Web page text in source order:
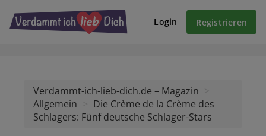
Login Registrieren
Verdammt-ich-lieb-dich.de – Magazin
Allgemein
Die Crème de la Crème des
Schlagers: Fünf deutsche Schlager-Stars